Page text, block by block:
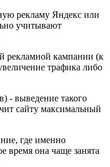
рекламу Яндекс или
учитывают
рекламной кампании (к
трафика либо
- выведение такого
сайту максимальный
где именно
время она чаще занята